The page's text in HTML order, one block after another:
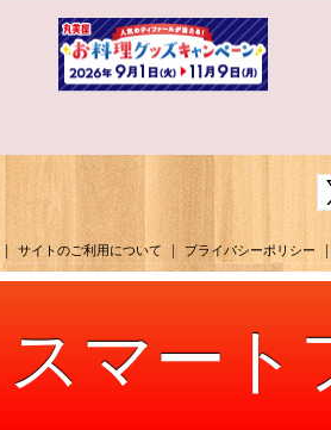
| サイトのご利用について | プライバシーポリシー |
スマート